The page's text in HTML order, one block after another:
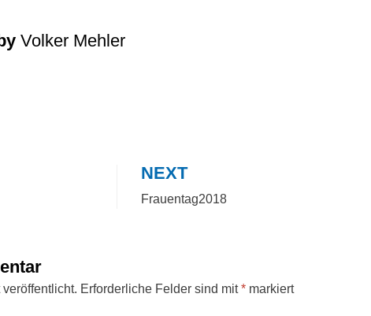
Volker Mehler
NEXT
Frauentag2018
Erforderliche Felder sind mit* markiert